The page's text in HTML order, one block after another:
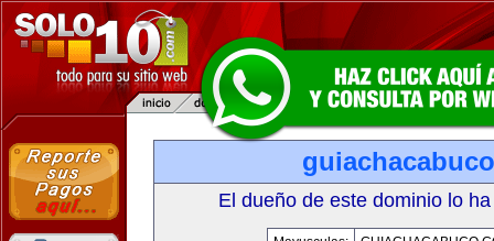
El dueño de este dominio lo